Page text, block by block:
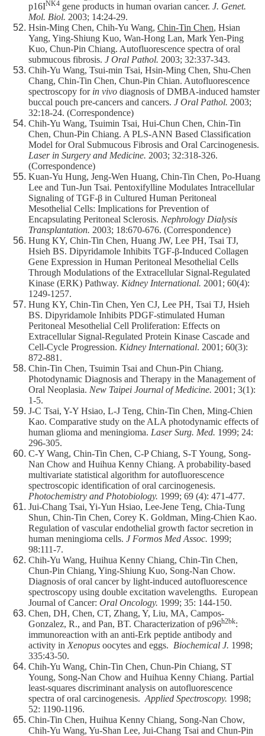
p16INK4 gene products in human ovarian cancer. J. Genet.
Mol. Biol. 2003; 14:24-29.
Hsin-Ming Chen, Chih-Yu Wang, Chin-Tin Chen, Hsian
Yang, Ying-Shiung Kuo, Wan-Hong Lan, Mark Yen-Ping
Kuo, Chun-Pin Chiang. Autofluorescence spectra of oral
submucous fibrosis. J Oral Pathol. 2003; 32:337-343.
Chih-Yu Wang, Tsui-min Tsai, Hsin-Ming Chen, Shu-Chen
Chang, Chin-Tin Chen, Chun-Pin Chian. Autofluorescence
spectroscopy for in vivo diagnosis of DMBA-induced hamster
buccal pouch pre-cancers and cancers. J Oral Pathol. 2003;
32:18-24. (Correspondence)
Chih-Yu Wang, Tsuimin Tsai, Hui-Chun Chen, Chin-Tin
Chen, Chun-Pin Chiang. A PLS-ANN Based Classification
Model for Oral Submucous Fibrosis and Oral Carcinogenesis.
Laser in Surgery and Medicine. 2003; 32:318-326.
(Correspondence)
Kuan-Yu Hung, Jeng-Wen Huang, Chin-Tin Chen, Po-Huang
Lee and Tun-Jun Tsai. Pentoxifylline Modulates Intracellular
Signaling of TGF-β in Cultured Human Peritoneal
Mesothelial Cells: Implications for Prevention of
Encapsulating Peritoneal Sclerosis. Nephrology Dialysis
Transplantation. 2003; 18:670-676. (Correspondence)
Hung KY, Chin-Tin Chen, Huang JW, Lee PH, Tsai TJ,
Hsieh BS. Dipyridamole Inhibits TGF-β-Induced Collagen
Gene Expression in Human Peritoneal Mesothelial Cells
Through Modulations of the Extracellular Signal-Regulated
Kinase (ERK) Pathway. Kidney International. 2001; 60(4):
1249-1257.
Hung KY, Chin-Tin Chen, Yen CJ, Lee PH, Tsai TJ, Hsieh
BS. Dipyridamole Inhibits PDGF-stimulated Human
Peritoneal Mesothelial Cell Proliferation: Effects on
Extracellular Signal-Regulated Protein Kinase Cascade and
Cell-Cycle Progression. Kidney International. 2001; 60(3):
872-881.
Chin-Tin Chen, Tsuimin Tsai and Chun-Pin Chiang.
Photodynamic Diagnosis and Therapy in the Management of
Oral Neoplasia. New Taipei Journal of Medicine. 2001; 3(1):
1-5.
J-C Tsai, Y-Y Hsiao, L-J Teng, Chin-Tin Chen, Ming-Chien
Kao. Comparative study on the ALA photodynamic effects of
human glioma and meningioma. Laser Surg. Med. 1999; 24:
296-305.
C-Y Wang, Chin-Tin Chen, C-P Chiang, S-T Young, Song-
Nan Chow and Huihua Kenny Chiang. A probability-based
multivariate statistical algorithm for autofluorescence
spectroscopic identification of oral carcinogenesis.
Photochemistry and Photobiology. 1999; 69 (4): 471-477.
Jui-Chang Tsai, Yi-Yun Hsiao, Lee-Jene Teng, Chia-Tung
Shun, Chin-Tin Chen, Corey K. Goldman, Ming-Chien Kao.
Regulation of vascular endothelial growth factor secretion in
human meningioma cells. J Formos Med Assoc. 1999;
98:111-7.
Chih-Yu Wang, Huihua Kenny Chiang, Chin-Tin Chen,
Chun-Pin Chiang, Ying-Shiung Kuo, Song-Nan Chow.
Diagnosis of oral cancer by light-induced autofluorescence
spectroscopy using double excitation wavelengths. European
Journal of Cancer: Oral Oncology. 1999; 35: 144-150.
Chen, DH, Chen, CT, Zhang, Y, Liu, MA, Campos-
Gonzalez, R., and Pan, BT. Characterization of p96h2bk:
immunoreaction with an anti-Erk peptide antibody and
activity in Xenopus oocytes and eggs. Biochemical J. 1998;
335:43-50.
Chih-Yu Wang, Chin-Tin Chen, Chun-Pin Chiang, ST
Young, Song-Nan Chow and Huihua Kenny Chiang. Partial
least-squares discriminant analysis on autofluorescence
spectra of oral carcinogenesis. Applied Spectroscopy. 1998;
52: 1190-1196.
Chin-Tin Chen, Huihua Kenny Chiang, Song-Nan Chow,
Chih-Yu Wang, Yu-Shan Lee, Jui-Chang Tsai and Chun-Pin